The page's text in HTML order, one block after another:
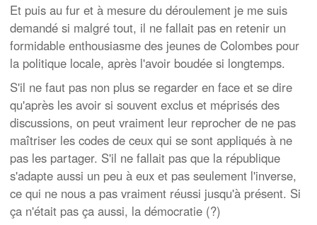
Et puis au fur et à mesure du déroulement je me suis
demandé si malgré tout, il ne fallait pas en retenir un
formidable enthousiasme des jeunes de Colombes pour
la politique locale, après l'avoir boudée si longtemps.
S'il ne faut pas non plus se regarder en face et se dire
qu'après les avoir si souvent exclus et méprisés des
discussions, on peut vraiment leur reprocher de ne pas
maîtriser les codes de ceux qui se sont appliqués à ne
pas les partager. S'il ne fallait pas que la république
s'adapte aussi un peu à eux et pas seulement l'inverse,
ce qui ne nous a pas vraiment réussi jusqu'à présent. Si
ça n'était pas ça aussi, la démocratie (?)